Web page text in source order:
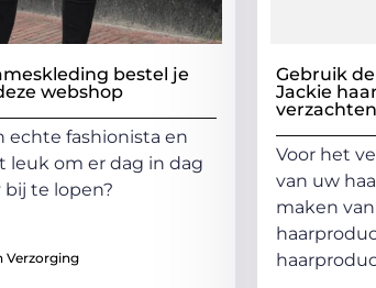
bestel je
webshop
echte fashionista en
leuk om er dag in dag
te lopen?
Verzorging
Gebruik
Jackie
Voor het
van uw
maken